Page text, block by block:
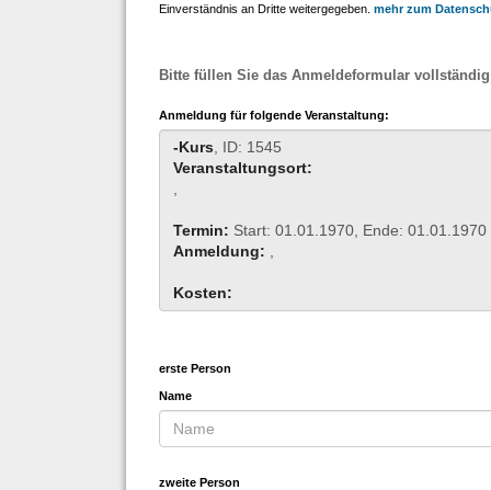
Einverständnis an Dritte weitergegeben. mehr zum
Bitte füllen Sie das Anmeldeformular
Anmeldung für folgende Veranstaltung:
-Kurs , ID: 1545
Veranstaltungsort:
Termin: Start: 01.01.1970, Ende: 01.01.1970
Anmeldung:
Kosten:
erste Person
Name
zweite Person